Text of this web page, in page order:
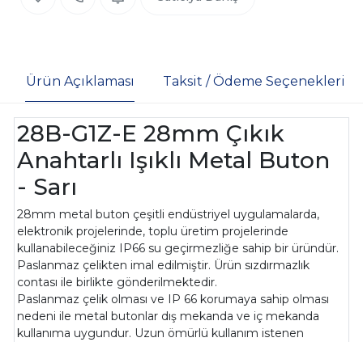
Ürün Açıklaması Taksit / Ödeme Seçenekleri
28B-G1Z-E 28mm Çıkık
Anahtarlı Işıklı Metal Buton
- Sarı
28mm metal buton çeşitli endüstriyel uygulamalarda,
elektronik projelerinde, toplu üretim projelerinde
kullanabileceğiniz IP66 su geçirmezliğe sahip bir üründür.
Paslanmaz çelikten imal edilmiştir. Ürün sızdırmazlık
contası ile birlikte gönderilmektedir.
Paslanmaz çelik olması ve IP 66 korumaya sahip olması
nedeni ile metal butonlar dış mekanda ve iç mekanda
kullanıma uygundur. Uzun ömürlü kullanım istenen